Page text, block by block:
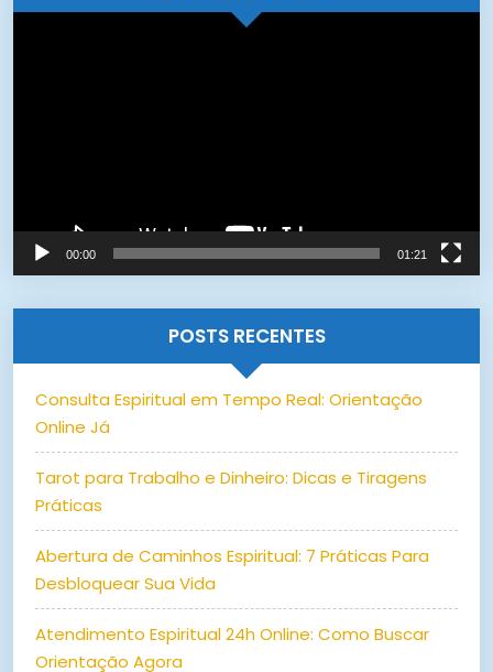
00:00 01:21
POSTS RECENTES
Consulta Espiritual em Tempo Real: Orientação
Online Já
Tarot para Trabalho e Dinheiro: Dicas e Tiragens
Práticas
Abertura de Caminhos Espiritual: 7 Práticas Para
Desbloquear Sua Vida
Atendimento Espiritual 24h Online: Como Buscar
Orientação Agora